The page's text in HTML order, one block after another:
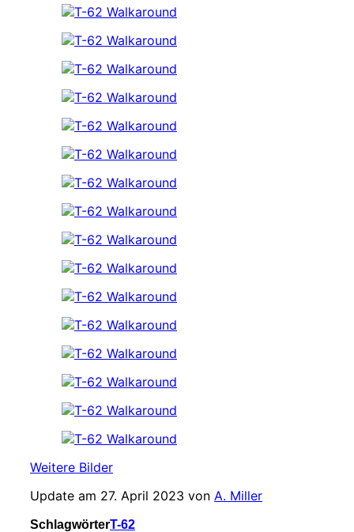
Weitere Bilder
Update am 27. April 2023 von A. Miller
SchlagwörterT-62